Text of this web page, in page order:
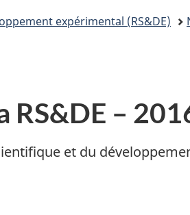
expérimental (RS&DE)
RS&DE –
et du